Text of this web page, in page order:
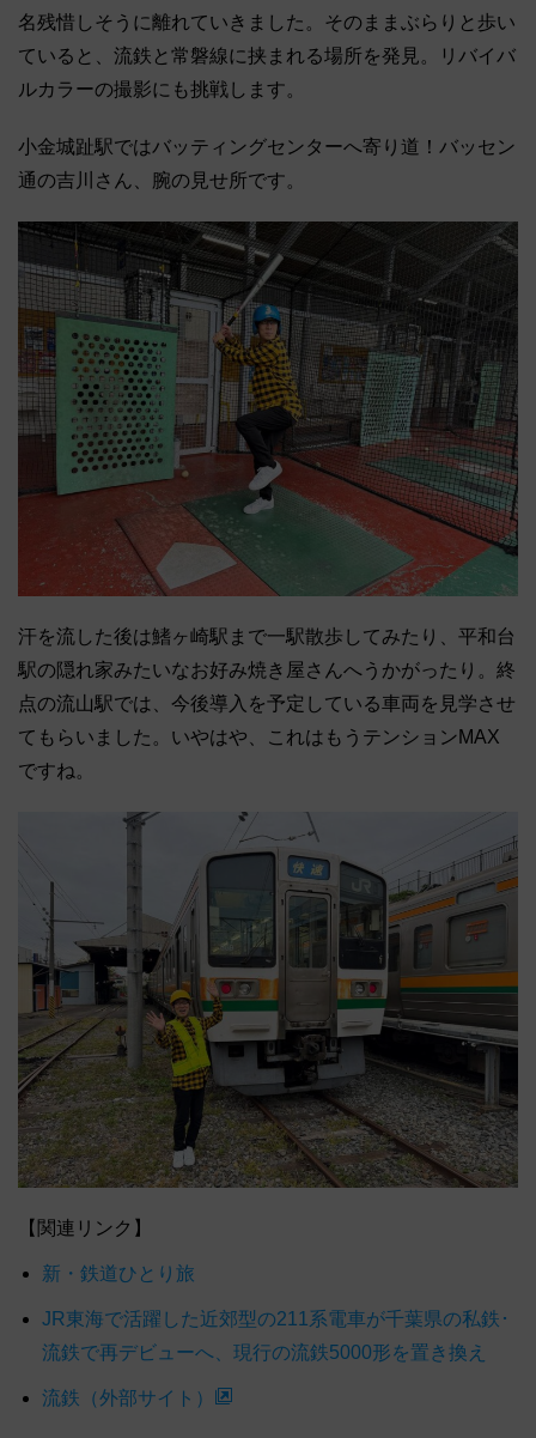
名残惜しそうに離れていきました。そのままぶらりと歩い
ていると、流鉄と常磐線に挟まれる場所を発見。リバイバ
ルカラーの撮影にも挑戦します。
小金城趾駅ではバッティングセンターへ寄り道！バッセン
通の吉川さん、腕の見せ所です。
汗を流した後は鰭ヶ崎駅まで一駅散歩してみたり、平和台
駅の隠れ家みたいなお好み焼き屋さんへうかがったり。終
点の流山駅では、今後導入を予定している車両を見学させ
てもらいました。いやはや、これはもうテンションMAX
ですね。
【関連リンク】
新・鉄道ひとり旅
JR東海で活躍した近郊型の211系電車が千葉県の私鉄･
流鉄で再デビューへ、現行の流鉄5000形を置き換え
流鉄（外部サイト）